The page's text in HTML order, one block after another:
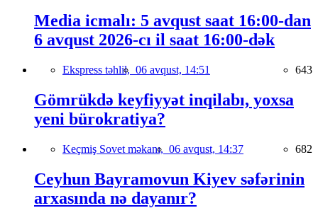
Media icmalı: 5 avqust saat 16:00-dan
6 avqust 2026-cı il saat 16:00-dək
Ekspress təhlil, 06 avqust, 14:51 643
Gömrükdə keyfiyyət inqilabı, yoxsa
yeni bürokratiya?
Keçmiş Sovet məkanı, 06 avqust, 14:37 682
Ceyhun Bayramovun Kiyev səfərinin
arxasında nə dayanır?